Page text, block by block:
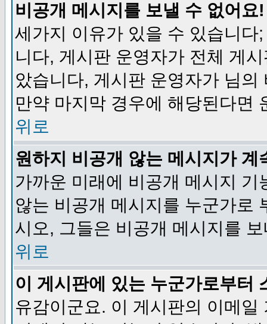
비공개 메시지를 보낼 수 없어요!
세가지 이유가 있을 수 있습니
니다, 게시판 운영자가 전체 게
았습니다, 게시판 운영자가 님
만약 마지막 경우에 해당된다면
위로
원하지 비공개 않는 메시지가 계
가까운 미래에 비공개 메시지
않는 비공개 메시지를 누군가로
시오, 그들은 비공개 메시지를
위로
이 게시판에 있는 누군가로부터
유감이군요. 이 게시판의 이메